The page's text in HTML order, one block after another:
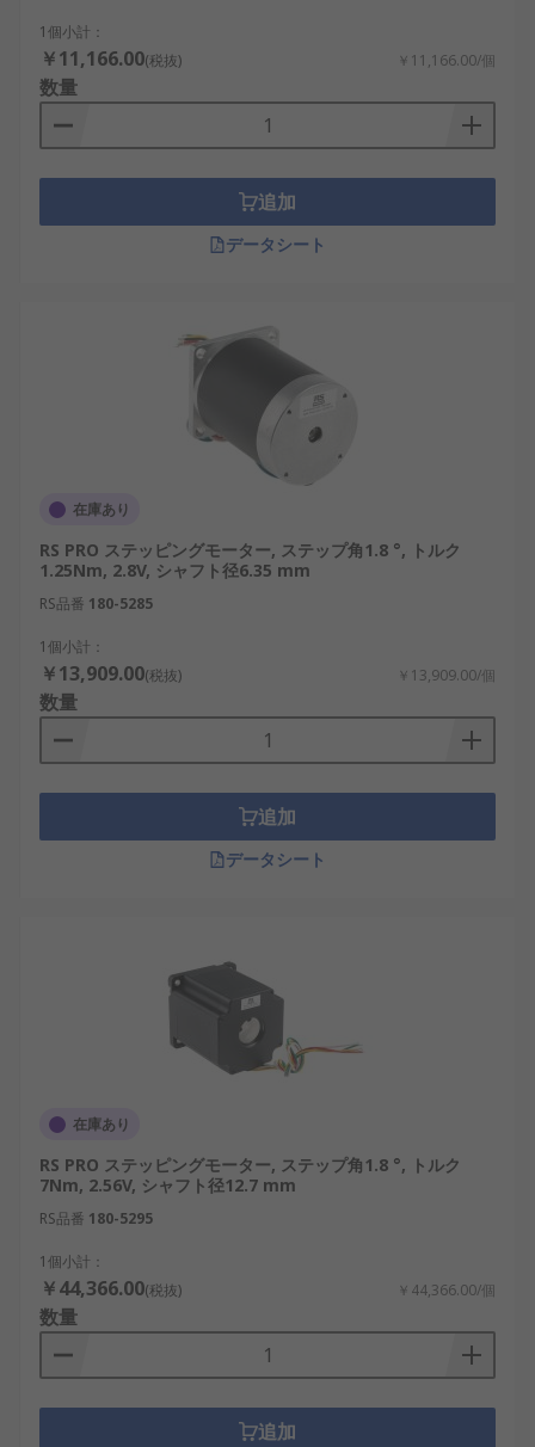
1個小計：
￥11,166.00(税抜) ￥11,166.00/個
数量
追加
データシート
在庫あり
RS PRO ステッピングモーター, ステップ角1.8 °, トルク
1.25Nm, 2.8V, シャフト径6.35 mm
RS品番 180-5285
1個小計：
￥13,909.00(税抜) ￥13,909.00/個
数量
追加
データシート
在庫あり
RS PRO ステッピングモーター, ステップ角1.8 °, トルク
7Nm, 2.56V, シャフト径12.7 mm
RS品番 180-5295
1個小計：
￥44,366.00(税抜) ￥44,366.00/個
数量
追加